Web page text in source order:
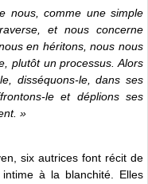
nous, comme une simple
et nous concerne
en héritons, nous nous
plutôt un processus. Alors
disséquons-le, dans ses
le et déplions ses
»
six autrices font récit de
à la blanchité. Elles